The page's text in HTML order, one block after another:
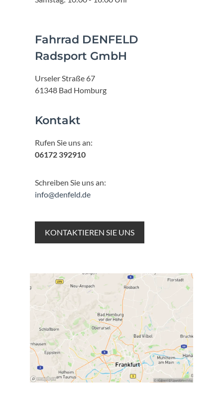
Fahrrad DENFELD
Radsport GmbH
Urseler Straße 67
61348 Bad Homburg
Kontakt
Rufen Sie uns an:
06172 392910
Schreiben Sie uns an:
info@denfeld.de
KONTAKTIEREN SIE UNS